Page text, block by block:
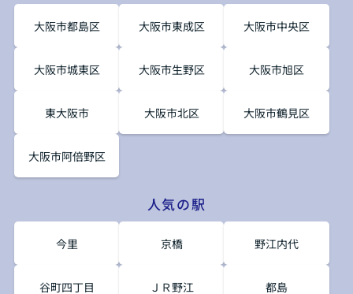
大阪市都島区 大阪市東成区 大阪市中央区
大阪市城東区 大阪市生野区 大阪市旭区
東大阪市 大阪市北区 大阪市鶴見区
大阪市阿倍野区
人気の駅
今里 京橋 野江内代
谷町四丁目 ＪＲ野江 都島